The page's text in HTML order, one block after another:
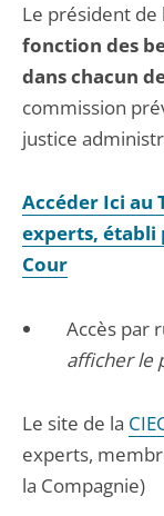
Le président
fonction des
dans chacun
commission
justice
Accéder Ici au
experts, établi
Cour
Accès par
afficher le
Le site de la
experts,
la Compagnie)